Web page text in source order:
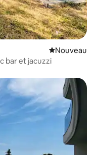
Nouvel
Nouveau
bar et jacuzzi